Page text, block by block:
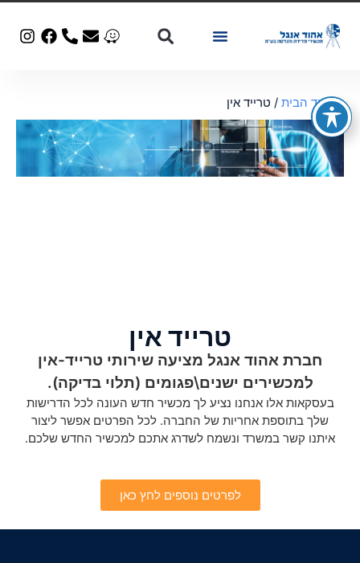
עמוד הבית / טרייד אין
טרייד אין
חברת אהוד אנגל מציעה שירותי טרייד-אין
למכשירים ישנים\פגומים (תלוי בדיקה).
בעסקאות אלו אנחנו נציע לך מכשיר חדש העונה לכל הדרישות
שלך בתוספת אחריות של החברה. לכל הפרטים אפשר ליצור
איתנו קשר במשרד ונשמח לשדרג אתכם למכשיר החדש שלכם.
לפרטים נוספים לחץ כאן